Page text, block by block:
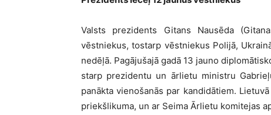
Valsts prezidents Gitans Nausēda
vēstniekus, tostarp vēstniekus Polijā,
nedēļā. Pagājušajā gadā 13 jauno
starp prezidentu un ārlietu ministru
panākta vienošanās par kandidātiem.
priekšlikuma, un ar Seima Ārlietu komitejas